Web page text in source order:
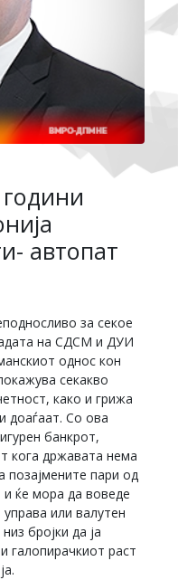
автопат
за секое
на СДСМ и ДУИ
однос кон
секакво
како и грижа
доаѓаат. Со ова
банкрот,
кога државата нема
позајмените пари од
ќе мора да воведе
или валутен
бројки да ја
галопирачкиот раст